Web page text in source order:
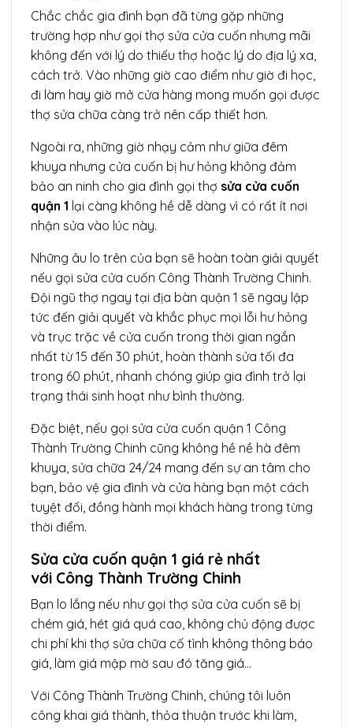
Chắc chắc gia đình bạn đã từng gặp những
trường hợp như gọi thợ sửa cửa cuốn nhưng mãi
không đến với lý do thiếu thợ hoặc lý do địa lý xa,
cách trở. Vào những giờ cao điểm như giờ đi học,
đi làm hay giờ mở cửa hàng mong muốn gọi được
thợ sửa chữa càng trở nên cấp thiết hơn.
Ngoài ra, những giờ nhạy cảm như giữa đêm
khuya nhưng cửa cuốn bị hư hỏng không đảm
bảo an ninh cho gia đình gọi thợ sửa cửa cuốn
quận 1 lại càng không hề dễ dàng vì có rất ít nơi
nhận sửa vào lúc này.
Những âu lo trên của bạn sẽ hoàn toàn giải quyết
nếu gọi sửa cửa cuốn Công Thành Trường Chinh.
Đội ngũ thợ ngay tại địa bàn quận 1 sẽ ngay lập
tức đến giải quyết và khắc phục mọi lỗi hư hỏng
và trục trặc về cửa cuốn trong thời gian ngắn
nhất từ 15 đến 30 phút, hoàn thành sửa tối đa
trong 60 phút, nhanh chóng giúp gia đình trở lại
trạng thái sinh hoạt như bình thường.
Đặc biệt, nếu gọi sửa cửa cuốn quận 1 Công
Thành Trường Chinh cũng không hề nề hà đêm
khuya, sửa chữa 24/24 mang đến sự an tâm cho
bạn, bảo vệ gia đình và cửa hàng bạn một cách
tuyệt đối, đồng hành mọi khách hàng trong từng
thời điểm.
Sửa cửa cuốn quận 1 giá rẻ nhất
với Công Thành Trường Chinh
Bạn lo lắng nếu như gọi thợ sửa cửa cuốn sẽ bị
chém giá, hét giá quá cao, không chủ động được
chi phí khi thợ sửa chữa cố tình không thông báo
giá, làm giá mập mờ sau đó tăng giá…
Với Công Thành Trường Chinh, chúng tôi luôn
công khai giá thành, thỏa thuận trước khi làm,